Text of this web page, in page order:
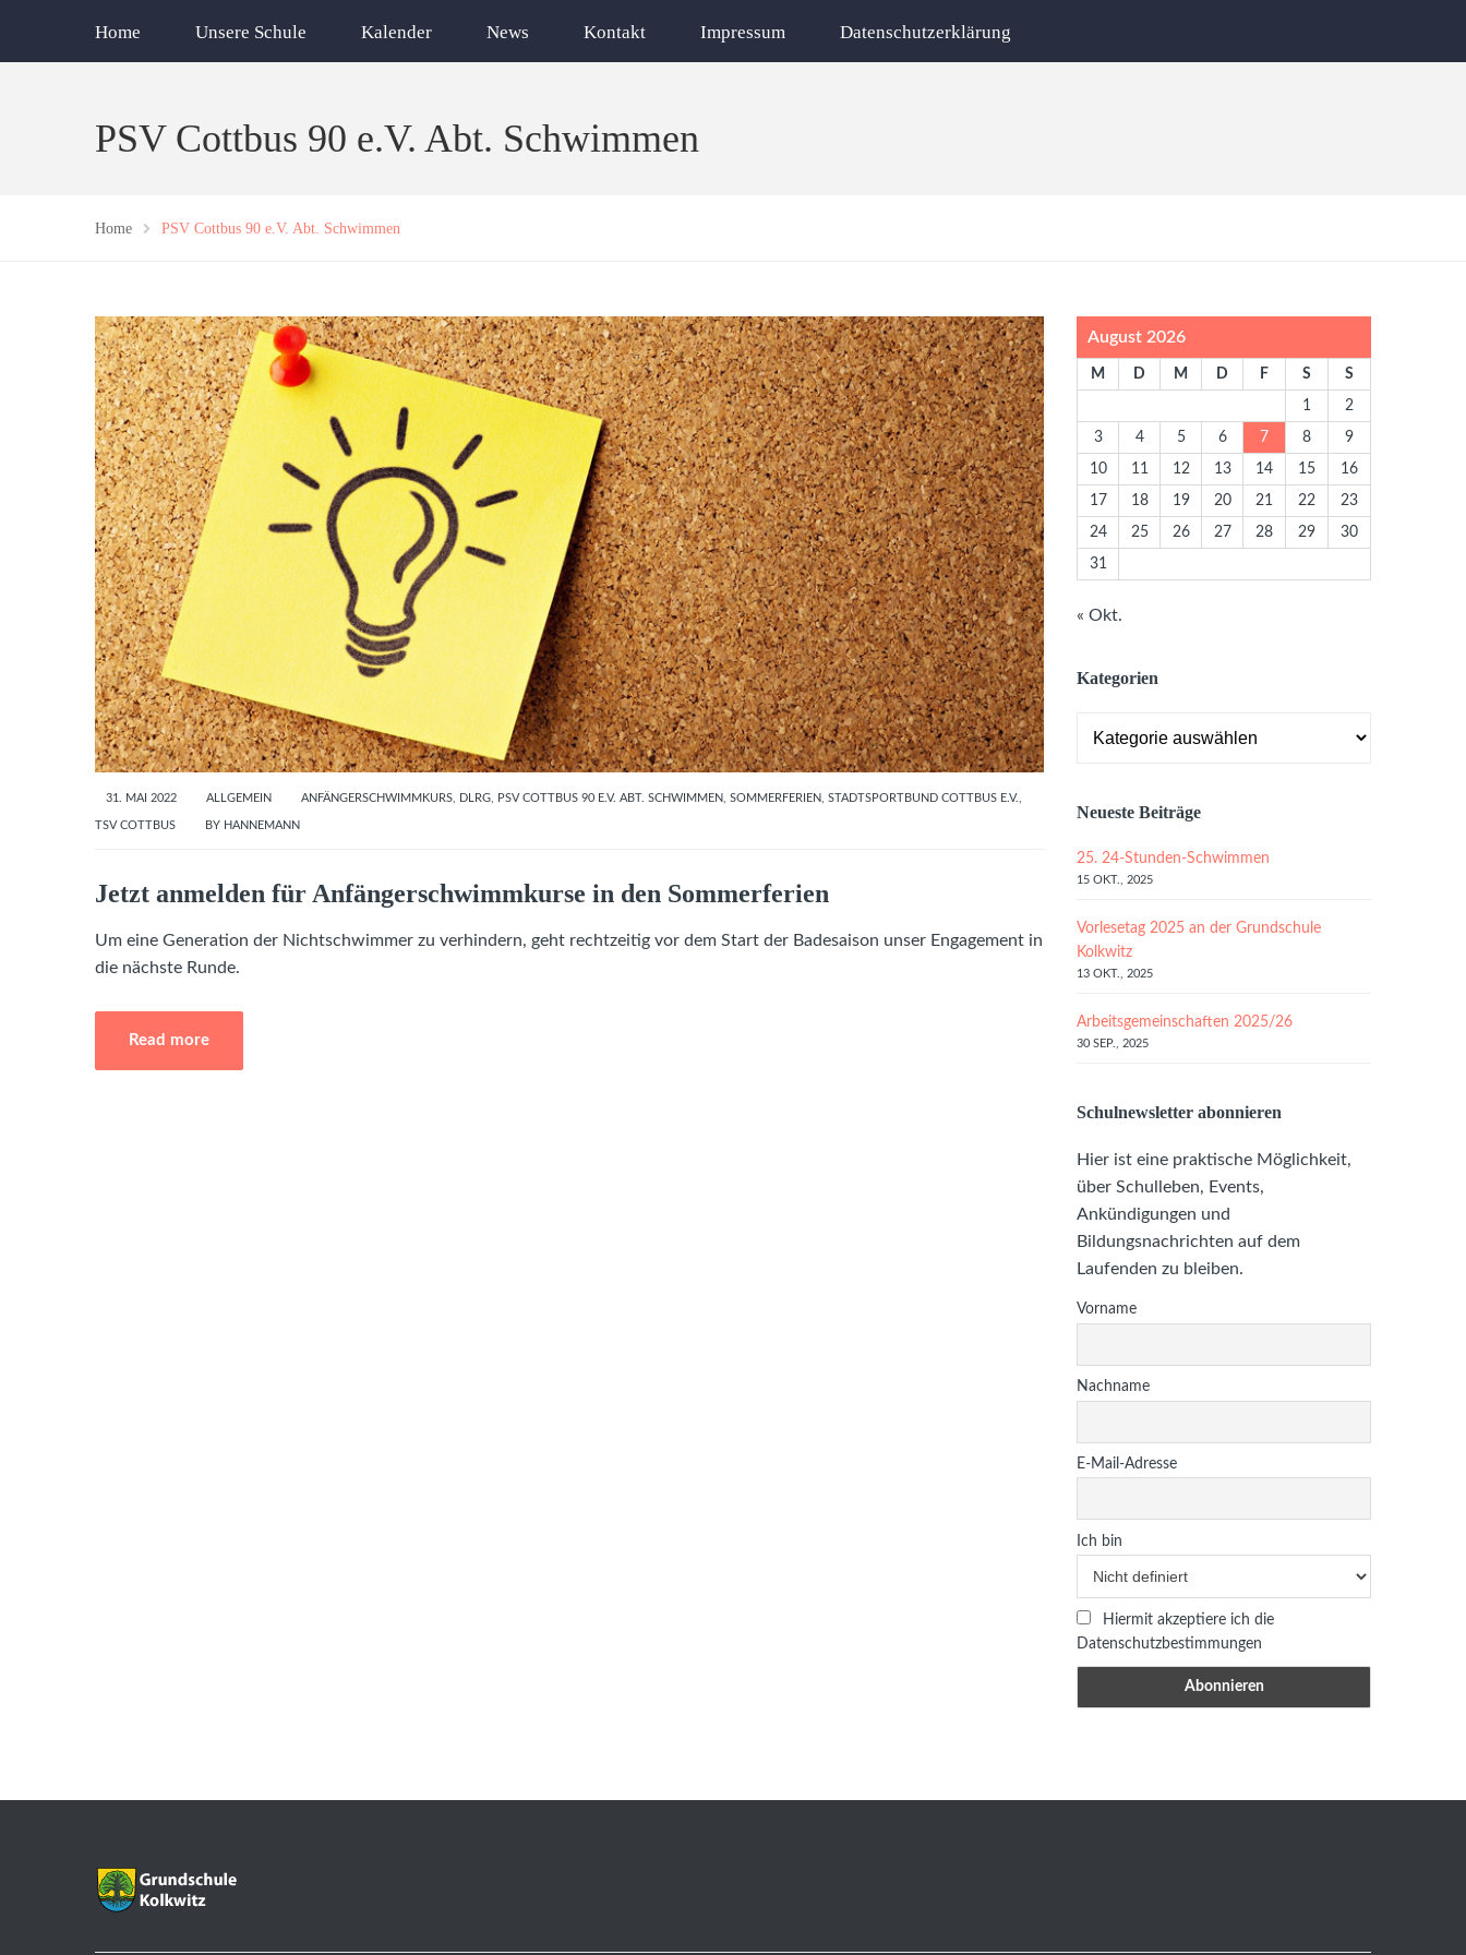
Home Unsere Schule Kalender News Kontakt Impressum Datenschutzerklärung
PSV Cottbus 90 e.V. Abt. Schwimmen
Home PSV Cottbus 90 e.V. Abt. Schwimmen
31. MAI 2022 ALLGEMEIN ANFÄNGERSCHWIMMKURS, DLRG, PSV COTTBUS 90 E.V. ABT. SCHWIMMEN, SOMMERFERIEN, STADTSPORTBUND COTTBUS E.V.,
TSV COTTBUS BY HANNEMANN
Jetzt anmelden für Anfängerschwimmkurse in den Sommerferien
Um eine Generation der Nichtschwimmer zu verhindern, geht rechtzeitig vor dem Start der Badesaison unser Engagement in
die nächste Runde.
Read more
August 2026
M D M D F S S
1 2
3 4 5 6 7 8 9
10 11 12 13 14 15 16
17 18 19 20 21 22 23
24 25 26 27 28 29 30
31
« Okt.
Kategorien
Neueste Beiträge
25. 24-Stunden-Schwimmen
15 OKT., 2025
Vorlesetag 2025 an der Grundschule
Kolkwitz
13 OKT., 2025
Arbeitsgemeinschaften 2025/26
30 SEP., 2025
Schulnewsletter abonnieren
Hier ist eine praktische Möglichkeit,
über Schulleben, Events,
Ankündigungen und
Bildungsnachrichten auf dem
Laufenden zu bleiben.
Vorname
Nachname
E-Mail-Adresse
Ich bin
Hiermit akzeptiere ich die
Datenschutzbestimmungen